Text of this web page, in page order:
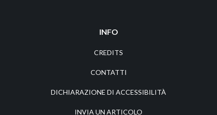
INFO
CREDITS
CONTATTI
DICHIARAZIONE DI ACCESSIBILITÀ
INVIA UN ARTICOLO